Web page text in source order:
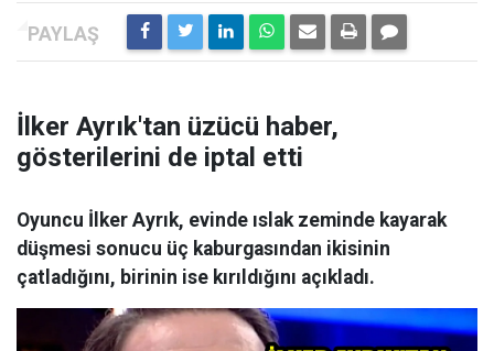
İlker Ayrık'tan üzücü haber,
gösterilerini de iptal etti
Oyuncu İlker Ayrık, evinde ıslak zeminde kayarak
düşmesi sonucu üç kaburgasından ikisinin
çatladığını, birinin ise kırıldığını açıkladı.